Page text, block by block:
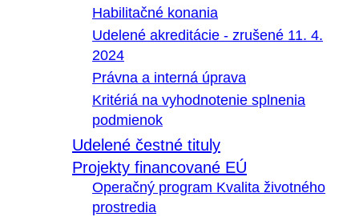
Habilitačné konania
Udelené akreditácie - zrušené 11. 4.
2024
Právna a interná úprava
Kritériá na vyhodnotenie splnenia
podmienok
Udelené čestné tituly
Projekty financované EÚ
Operačný program Kvalita životného
prostredia